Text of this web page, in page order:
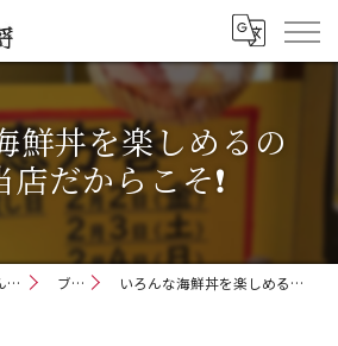
鮮丼を楽しめるの
だからこそ❗️
鹿島田の寿司ならどんぶり屋まぐろ大将 ブログ いろんな海鮮丼を楽しめるのは、当店だからこそ❗️